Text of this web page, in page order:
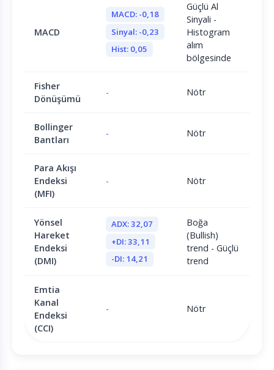
MACD
MACD: -0,18
Sinyal: -0,23
Hist: 0,05
Güçlü Al
Sinyali -
Histogram
alım
bölgesinde
Fisher
Dönüşümü
- Nötr
Bollinger
Bantları
- Nötr
Para Akışı
Endeksi
(MFI)
- Nötr
Yönsel
Hareket
Endeksi
(DMI)
ADX: 32,07
+DI: 33,11
-DI: 14,21
Boğa
(Bullish)
trend - Güçlü
trend
Emtia
Kanal
Endeksi
(CCI)
- Nötr